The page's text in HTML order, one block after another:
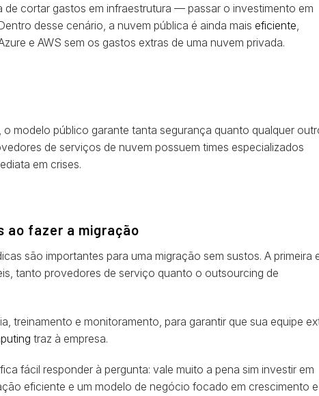
de cortar gastos em infraestrutura — passar o investimento em
desse cenário, a nuvem pública é ainda mais eficiente
e AWS sem os gastos extras de uma nuvem privada.
, o modelo público garante tanta segurança quanto qualquer
de serviços de nuvem possuem times especializados
em crises.
ao fazer a migração
são importantes para uma migração sem sustos. A primeira
tanto provedores de serviço quanto o outsourcing de
treinamento e monitoramento, para garantir que sua equipe
traz à empresa.
fácil responder à pergunta: vale muito a pena sim investir em
eficiente e um modelo de negócio focado em crescimento e